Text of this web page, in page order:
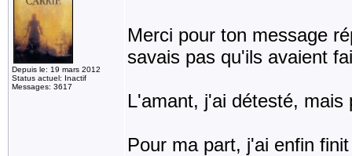
Depuis le: 19 mars 2012
Status actuel: Inactif
Messages: 3617
Merci pour ton message
savais pas qu'ils avaient
L'amant, j'ai détesté,
Pour ma part, j'ai enfin